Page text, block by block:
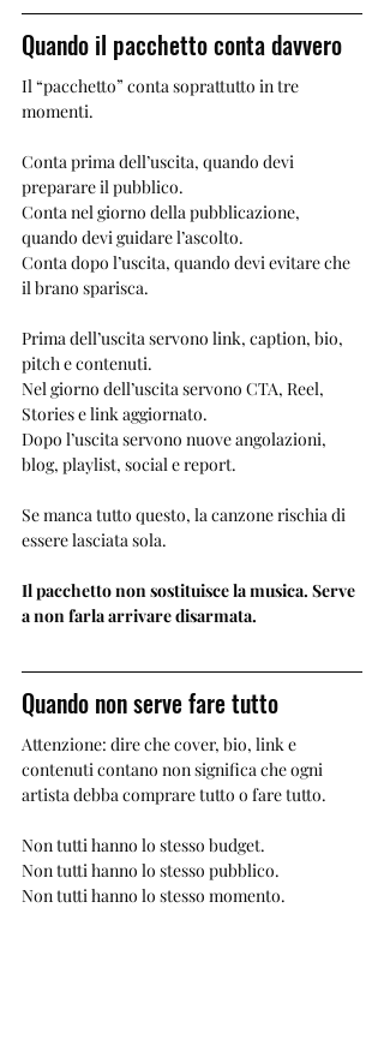
Quando il pacchetto conta davvero
Il “pacchetto” conta soprattutto in tre
momenti.
Conta prima dell’uscita, quando devi
preparare il pubblico.
Conta nel giorno della pubblicazione,
quando devi guidare l’ascolto.
Conta dopo l’uscita, quando devi evitare che
il brano sparisca.
Prima dell’uscita servono link, caption, bio,
pitch e contenuti.
Nel giorno dell’uscita servono CTA, Reel,
Stories e link aggiornato.
Dopo l’uscita servono nuove angolazioni,
blog, playlist, social e report.
Se manca tutto questo, la canzone rischia di
essere lasciata sola.
Il pacchetto non sostituisce la musica. Serve
a non farla arrivare disarmata.
Quando non serve fare tutto
Attenzione: dire che cover, bio, link e
contenuti contano non significa che ogni
artista debba comprare tutto o fare tutto.
Non tutti hanno lo stesso budget.
Non tutti hanno lo stesso pubblico.
Non tutti hanno lo stesso momento.